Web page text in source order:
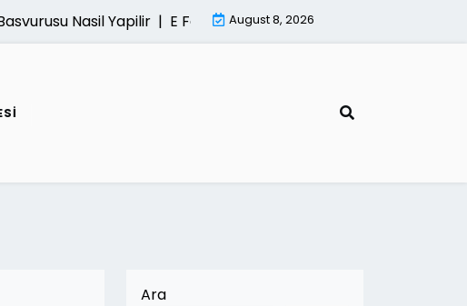
Nasil Yapilir | E Fatura Sisteminde Kesintisiz Hizmetin
August 8, 2026
Ara